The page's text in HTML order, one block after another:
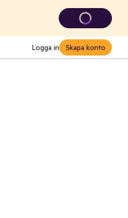
Logga in Skapa konto